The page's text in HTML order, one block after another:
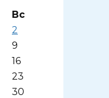
Вс
2
9
16
23
30